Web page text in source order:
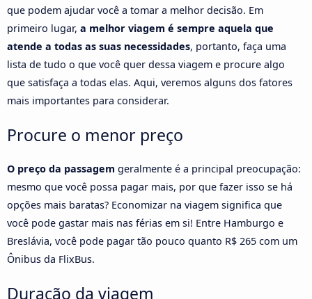
que podem ajudar você a tomar a melhor decisão. Em
primeiro lugar, a melhor viagem é sempre aquela que
atende a todas as suas necessidades, portanto, faça uma
lista de tudo o que você quer dessa viagem e procure algo
que satisfaça a todas elas. Aqui, veremos alguns dos fatores
mais importantes para considerar.
Procure o menor preço
O preço da passagem geralmente é a principal preocupação:
mesmo que você possa pagar mais, por que fazer isso se há
opções mais baratas? Economizar na viagem significa que
você pode gastar mais nas férias em si! Entre Hamburgo e
Breslávia, você pode pagar tão pouco quanto R$ 265 com um
Ônibus da FlixBus.
Duração da viagem